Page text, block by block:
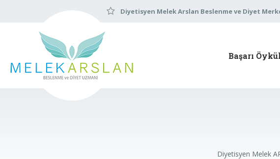
Diyetisyen Melek Arslan Beslenme ve Diyet
Başarı
Diyetisyen Melek